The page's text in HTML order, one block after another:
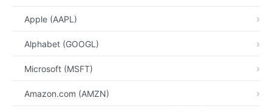
Apple (AAPL)
Alphabet (GOOGL)
Microsoft (MSFT)
Amazon.com (AMZN)